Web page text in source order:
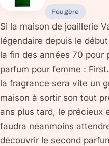
Fougère
Si la maison de joaillerie
légendaire depuis le
la fin des années 70 pour
parfum pour femme :
la fragrance sera vite un
maison à sortir son tout
ans plus tard, le précieux
faudra néanmoins
découvrir le second